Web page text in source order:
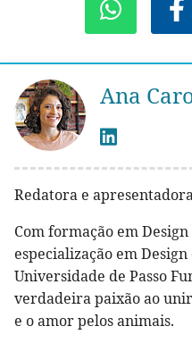
Ana
Redatora e
Com formação em
especialização em
Universidade de Passo
verdadeira paixão ao
e o amor pelos animais.